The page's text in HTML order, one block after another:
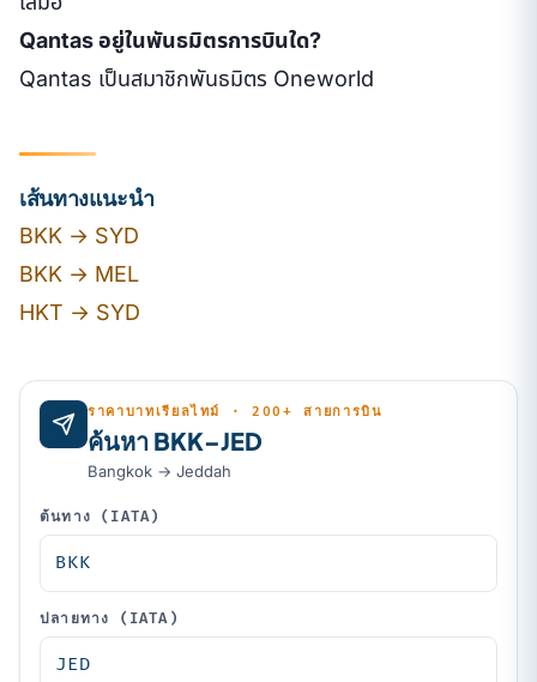
Qantas อยู่ในพันธมิตรการบินใด?
Qantas เป็นสมาชิกพันธมิตร Oneworld
เส้นทางแนะนำ
BKK → SYD
BKK → MEL
HKT → SYD
ราคาบาทเรียลไทม์ · 200+ สายการบิน
ค้นหา BKK–JED
Bangkok → Jeddah
ต้นทาง (IATA)
ปลายทาง (IATA)